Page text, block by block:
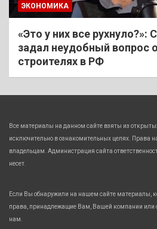
ЭКОНОМИКА
«Это у них все рухнуло?»:
задал неудобный вопрос
строителях в РФ
Все материалы на данном сайте взяты из
исключительно в ознакомительных целях. Права
владельцам. Администрация сайта
несет.
Если Вы обнаружили на нашем сайте материалы,
права, принадлежащие Вам, Вашей компании или
нам.